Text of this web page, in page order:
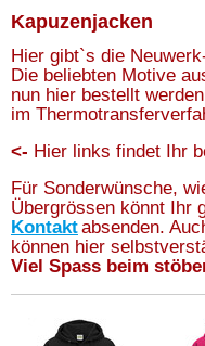
Kapuzenjacken
Hier gibt`s die
Die beliebten Motive
nun hier bestellt
im
<- Hier links findet Ihr
Für Sonderwünsche,
Übergrössen könnt Ihr
Kontaktabsenden.
können hier
Viel Spass beim